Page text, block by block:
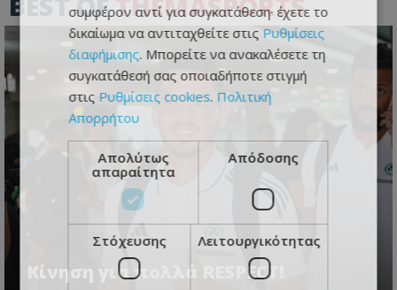
Κίνηση για πολλά RESPECT!
συμφέρον αντί για συγκατάθεση· έχετε το
δικαίωμα να αντιταχθείτε στις Ρυθμίσεις
διαφήμισης. Μπορείτε να ανακαλέσετε τη
συγκατάθεσή σας οποιαδήποτε στιγμή
στις Ρυθμίσεις cookies. Πολιτική
Απορρήτου
Απολύτως
απαραίτητα
Απόδοσης
Στόχευσης Λειτουργικότητας